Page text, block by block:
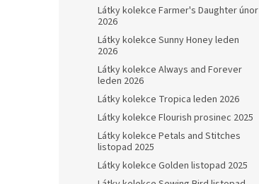
Látky kolekce Farmer's Daughter únor
2026
Látky kolekce Sunny Honey leden
2026
Látky kolekce Always and Forever
leden 2026
Látky kolekce Tropica leden 2026
Látky kolekce Flourish prosinec 2025
Látky kolekce Petals and Stitches
listopad 2025
Látky kolekce Golden listopad 2025